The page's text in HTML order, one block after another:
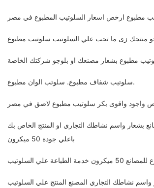
مطبوع ارخص اسعار السلوتيب المطبوع في مصر
منتجك زى ما تحب علي السلوتيب سلوتيب مطبوع
سلوتيب شفاف مطبوع. سلوتب الوان مطبوع.
واجود واقوى بكر سلوتيب مطبوع لاصق في مصر
بشعار واسم نشاطك التجاري او المنتج الخاص بك
باعلي جودة 50 ميكرون
علي السلوتيب
واسم نشاطك التجاري المصنع المنتج علي السلوتيب